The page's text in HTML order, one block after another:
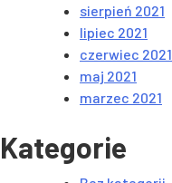
sierpień 2021
lipiec 2021
czerwiec 2021
maj 2021
marzec 2021
Kategorie